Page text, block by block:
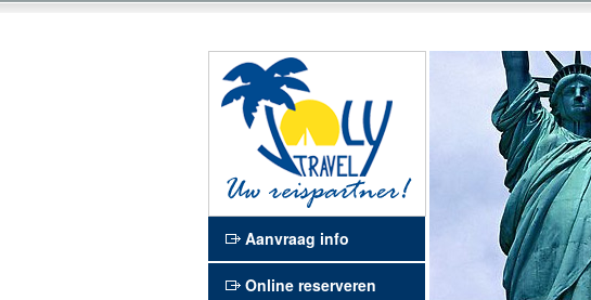
Aanvraag info
Online reserveren